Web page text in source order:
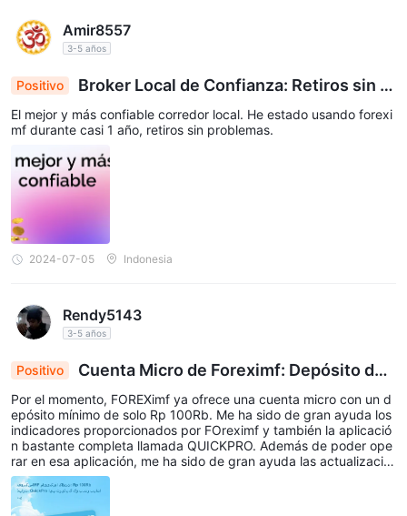
Amir8557
3-5 años
Positivo
Broker Local de Confianza: Retiros sin P
roblemas en 1 Año con ForexIMF
El mejor y más confiable corredor local. He estado usando forexi
mf durante casi 1 año, retiros sin problemas.
2024-07-05 Indonesia
Rendy5143
3-5 años
Positivo
Cuenta Micro de Foreximf: Depósito de
Rp 100Rb, la aplicación QuickPro impulsa el tradi
ng
Por el momento, FOREXimf ya ofrece una cuenta micro con un d
epósito mínimo de solo Rp 100Rb. Me ha sido de gran ayuda los
indicadores proporcionados por FOreximf y también la aplicació
n bastante completa llamada QUICKPRO. Además de poder ope
rar en esa aplicación, me ha sido de gran ayuda las actualizacio
nes de noticias de alto impacto proporcionadas en QUICKPRO B
y FOREXimf en el menú Market insight y News. La aplicación ta
mbién se puede descargar en Playstore.